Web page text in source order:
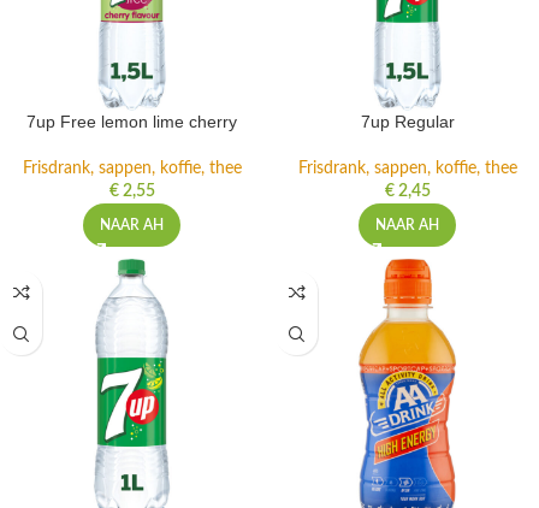
7up Free lemon lime cherry
Frisdrank, sappen, koffie, thee
€2,55
NAAR AH
7up Regular
Frisdrank, sappen, koffie, thee
€2,45
NAAR AH